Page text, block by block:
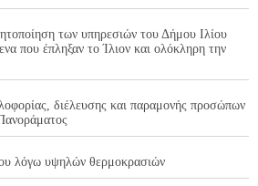
των υπηρεσιών του Δήμου Ιλίου
που έπληξαν το Ίλιον και ολόκληρη την
διέλευσης και παραμονής προσώπων
λόγω υψηλών θερμοκρασιών